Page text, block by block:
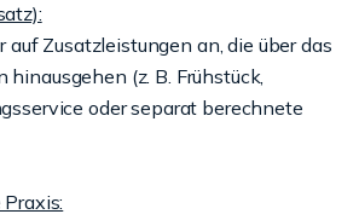
auf Zusatzleistungen an, die über das
(z. B. Frühstück,
oder separat berechnete